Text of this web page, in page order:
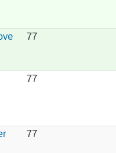
77
77
77